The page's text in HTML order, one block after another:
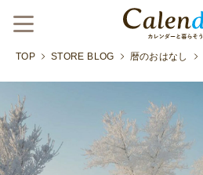
TOP STORE BLOG 暦のおはなし